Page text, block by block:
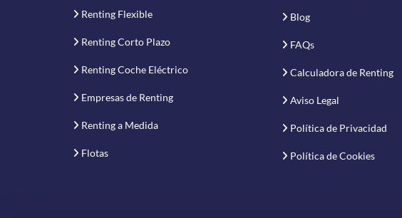
Renting Flexible
Renting Corto Plazo
Renting Coche Eléctrico
Empresas de Renting
Renting a Medida
Flotas
Blog
FAQs
Calculadora de Renting
Aviso Legal
Política de Privacidad
Política de Cookies